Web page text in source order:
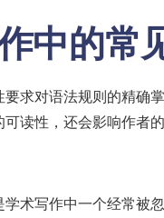
中的常
求对语法规则的精确
读性，还会影响作者
术写作中一个经常被